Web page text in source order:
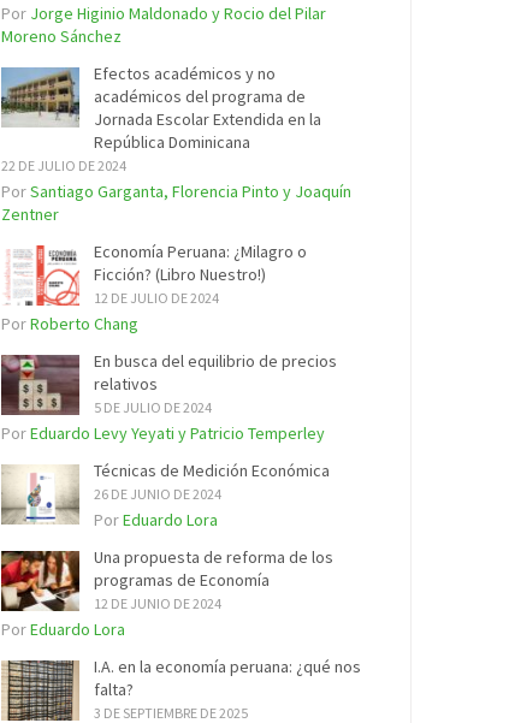
Por Jorge Higinio Maldonado y Rocio del Pilar
Moreno Sánchez
Efectos académicos y no
académicos del programa de
Jornada Escolar Extendida en la
República Dominicana
22 DE JULIO DE 2024
PorSantiago Garganta, Florencia Pinto y Joaquín
Zentner
Economía Peruana: ¿Milagro o
Ficción? (Libro Nuestro!)
12 DE JULIO DE 2024
PorRoberto Chang
En busca del equilibrio de precios
relativos
5 DE JULIO DE 2024
PorEduardo Levy Yeyati y Patricio Temperley
Técnicas de Medición Económica
26 DE JUNIO DE 2024
PorEduardo Lora
Una propuesta de reforma de los
programas de Economía
12 DE JUNIO DE 2024
PorEduardo Lora
I.A. en la economía peruana: ¿qué nos
falta?
3 DE SEPTIEMBRE DE 2025